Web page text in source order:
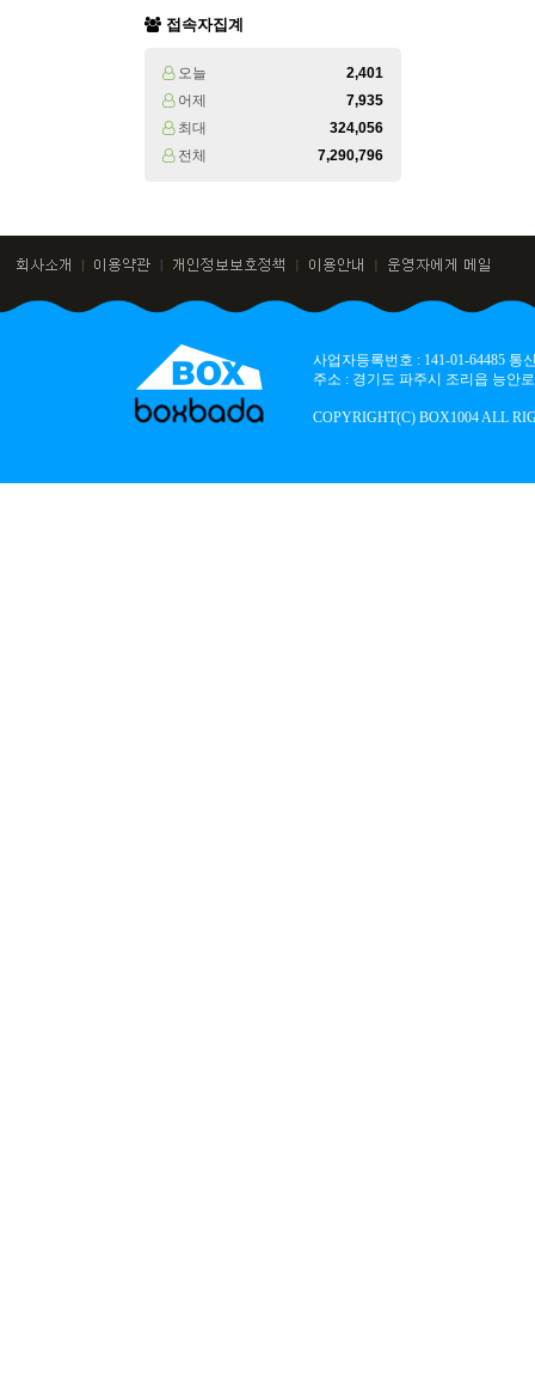
접속자집계
오늘
2,401
어제
7,935
최대
324,056
전체
7,290,796
사업자등록번호 : 141-01-64485
주소 : 경기도 파주시 조리읍 능안
COPYRIGHT(C) BOX1004 ALL